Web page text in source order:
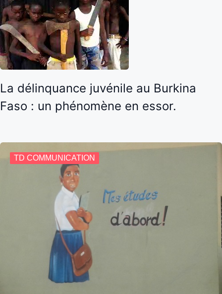
La délinquance juvénile au Burkina
Faso : un phénomène en essor.
TD COMMUNICATION